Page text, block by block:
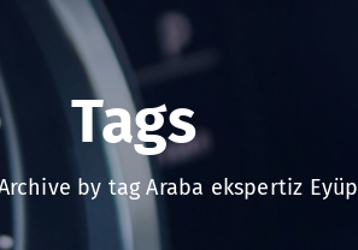
Tags
by tag Araba ekspertiz Eyüp